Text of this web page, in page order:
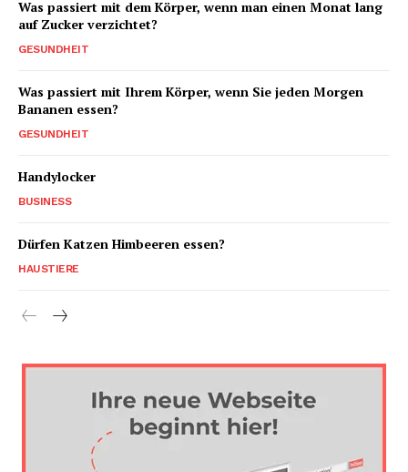
Was passiert mit dem Körper, wenn man einen Monat lang
auf Zucker verzichtet?
GESUNDHEIT
Was passiert mit Ihrem Körper, wenn Sie jeden Morgen
Bananen essen?
GESUNDHEIT
Handylocker
BUSINESS
Dürfen Katzen Himbeeren essen?
HAUSTIERE